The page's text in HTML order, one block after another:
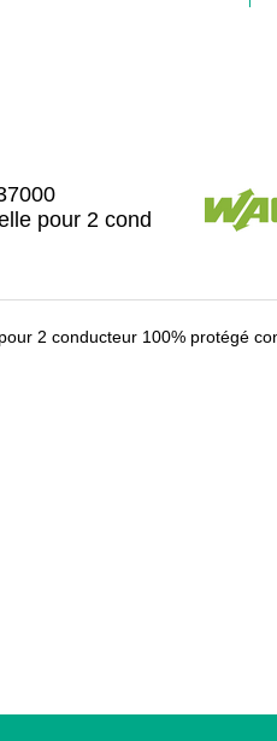
pour 2 cond
2 conducteur 100% protégé